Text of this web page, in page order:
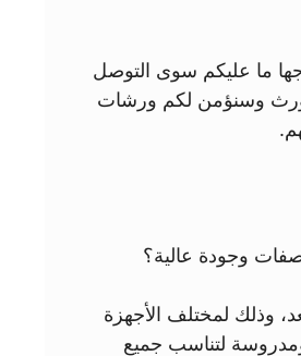
ما عليكم سوى التوصل
وسنؤمن لكم ورشات
وجودة عالية؟
وذلك لمختلف الأجهزة
لتناسب جميع